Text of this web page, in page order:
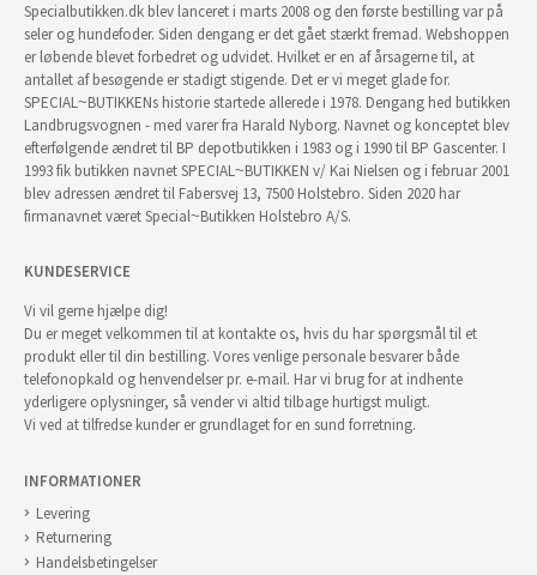
Specialbutikken.dk blev lanceret i marts 2008 og den første bestilling var på
seler og hundefoder. Siden dengang er det gået stærkt fremad. Webshoppen
er løbende blevet forbedret og udvidet. Hvilket er en af årsagerne til, at
antallet af besøgende er stadigt stigende. Det er vi meget glade for.
SPECIAL~BUTIKKENs historie startede allerede i 1978. Dengang hed butikken
Landbrugsvognen - med varer fra Harald Nyborg. Navnet og konceptet blev
efterfølgende ændret til BP depotbutikken i 1983 og i 1990 til BP Gascenter. I
1993 fik butikken navnet SPECIAL~BUTIKKEN v/ Kai Nielsen og i februar 2001
blev adressen ændret til Fabersvej 13, 7500 Holstebro. Siden 2020 har
firmanavnet været Special~Butikken Holstebro A/S.
KUNDESERVICE
Vi vil gerne hjælpe dig!
Du er meget velkommen til at kontakte os, hvis du har spørgsmål til et
produkt eller til din bestilling. Vores venlige personale besvarer både
telefonopkald og henvendelser pr. e-mail. Har vi brug for at indhente
yderligere oplysninger, så vender vi altid tilbage hurtigst muligt.
Vi ved at tilfredse kunder er grundlaget for en sund forretning.
INFORMATIONER
Levering
Returnering
Handelsbetingelser